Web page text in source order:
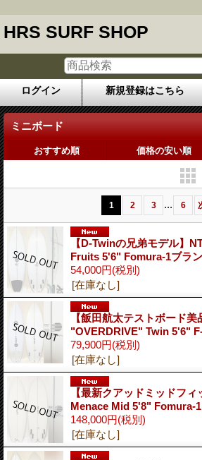
HRS SURF SHOP
ログイン 新規登録はこちら
ミニボード
おすすめ順 価格の安い順
1 2 3 ... 6
【D-Twinの兄弟モデル】
Fruits 5'6" Fomura-1ブラ
54,000円(税別)
[在庫なし]
【飯田航太テストボード
"OVERDRIVE" Twin 5'6"
79,900円(税別)
[在庫なし]
【最新クアッドミッドフ
Menace Mid 5'8" Fomura-1
148,000円(税別)
[在庫なし]